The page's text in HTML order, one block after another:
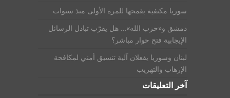
سوريا مكتفية بقمحها للمرة الأولى منذ سنوات
دمشق و«حزب الله»… هل يقرّب تبادل الرسائل
الإيجابية فتح حوار مباشر؟
لبنان وسوريا يفعلان آلية تنسيق أمني لمكافحة
الإرهاب والتهريب
آخر التعليقات